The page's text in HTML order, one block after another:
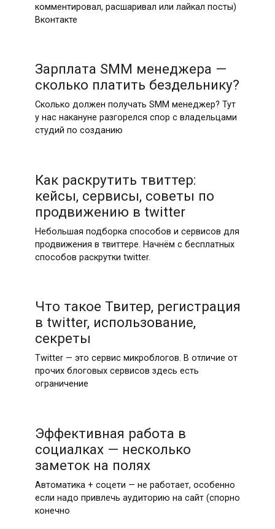
комментировал, расшаривал или лайкал посты)
Вконтакте
Зарплата SMM менеджера —
сколько платить бездельнику?
Сколько должен получать SMM менеджер? Тут
у нас накануне разгорелся спор с владельцами
студий по созданию
Как раскрутить твиттер:
кейсы, сервисы, советы по
продвижению в twitter
Небольшая подборка способов и сервисов для
продвижения в твиттере. Начнём с бесплатных
способов раскрутки twitter.
Что такое Твитер, регистрация
в twitter, использование,
секреты
Twitter — это сервис микроблогов. В отличие от
прочих блоговых сервисов здесь есть
ограничение
Эффективная работа в
социалках — несколько
заметок на полях
Автоматика + соцети — не работает, особенно
если надо привлечь аудиторию на сайт (спорно
конечно